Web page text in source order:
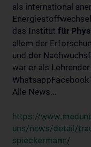
als international
das Institut für
allem der
und der
war er als
Alle News...
https://
uns/news/detail/
spieckermann/